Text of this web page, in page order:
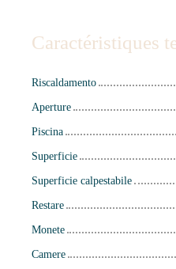
Caractéristiques
Riscaldamento
Aperture
Piscina
Superficie
Superficie calpestabile
Restare
Monete
Camere